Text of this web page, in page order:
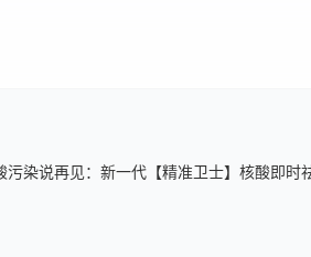
污染说再见：新一代【精准卫士】核酸即时